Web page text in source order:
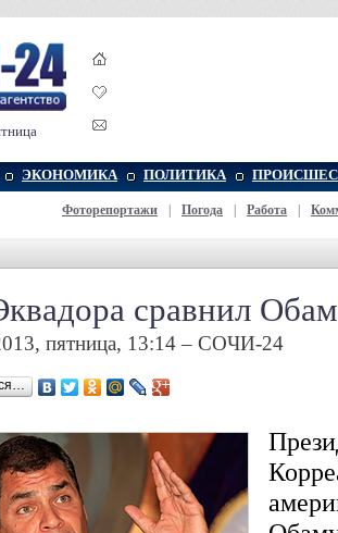
ЭКОНОМИКА ПОЛИТИКА
Фоторепортажи Погода Работа
сравнил
пятница, 13:14 – СОЧИ-24